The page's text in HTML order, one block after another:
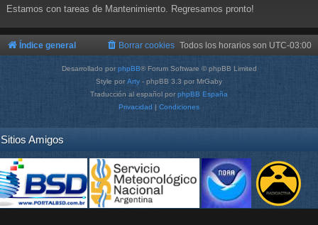
Estamos con tareas de Mantenimiento. Regresamos pronto!
Índice general Todos los horarios son UTC-03:00
Borrar cookies
Desarrollado por phpBB® Forum Software © phpBB Limited
Style por Arty - phpBB 3.3 por MrGaby
Traducción al español por phpBB España
Privacidad | Condiciones
Sitios Amigos